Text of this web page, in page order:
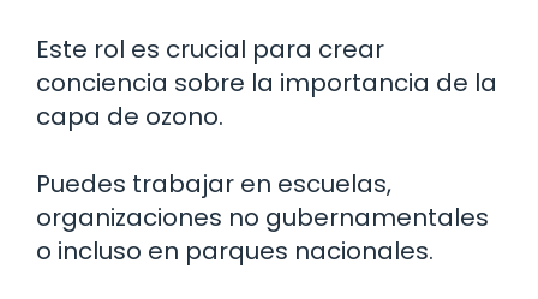
Este rol es crucial para crear
conciencia sobre la importancia de la
capa de ozono.
Puedes trabajar en escuelas,
organizaciones no gubernamentales
o incluso en parques nacionales.